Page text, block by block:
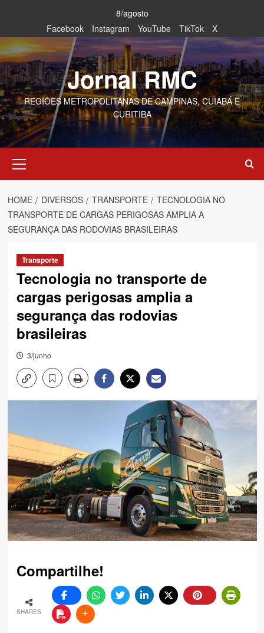
content
8/agosto
Facebook
Instagram YouTube TikTok X
Jornal RMC
REGIÕES METROPOLITANAS DE CAMPINAS, CUIABÁ E
CURITIBA
Menu
HOME DIVERSOS TRANSPORTE
TECNOLOGIA NO
TRANSPORTE DE CARGAS PERIGOSAS AMPLIA A
SEGURANÇA DAS RODOVIAS BRASILEIRAS
Transporte
Tecnologia no transporte de
cargas perigosas amplia a
segurança das rodovias
brasileiras
3/junho
Compartilhe!
SHARES